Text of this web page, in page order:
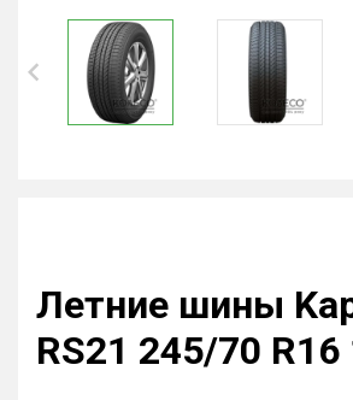
Летние шины
RS21 245/70 R16